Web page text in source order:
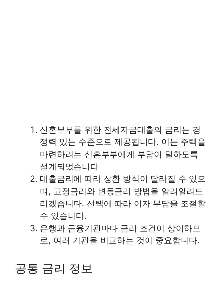
신혼부부를 위한 전세자금대출의 금리는 경
쟁력 있는 수준으로 제공됩니다. 이는 주택을
마련하려는 신혼부부에게 부담이 덜하도록
설계되었습니다.
대출금리에 따라 상환 방식이 달라질 수 있으
며, 고정금리와 변동금리 방법을 알려알려드
리겠습니다. 선택에 따라 이자 부담을 조절할
수 있습니다.
은행과 금융기관마다 금리 조건이 상이하므
로, 여러 기관을 비교하는 것이 중요합니다.
공통 금리 정보